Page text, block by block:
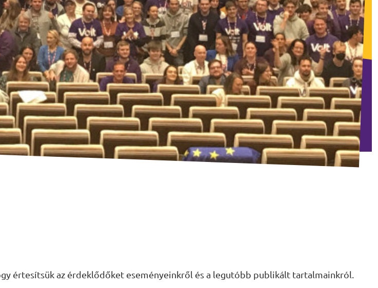
értesítsük az érdeklődőket eseményeinkről és a legutóbb publikált tartalmainkról.